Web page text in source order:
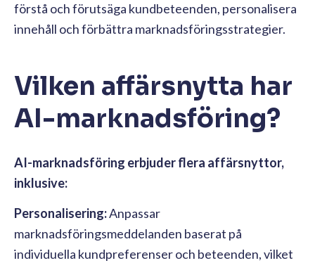
förstå och förutsäga kundbeteenden, personalisera
innehåll och förbättra marknadsföringsstrategier.
Vilken affärsnytta har
AI-marknadsföring?
AI-marknadsföring erbjuder flera affärsnyttor,
inklusive:
Personalisering:Anpassar
marknadsföringsmeddelanden baserat på
individuella kundpreferenser och beteenden, vilket